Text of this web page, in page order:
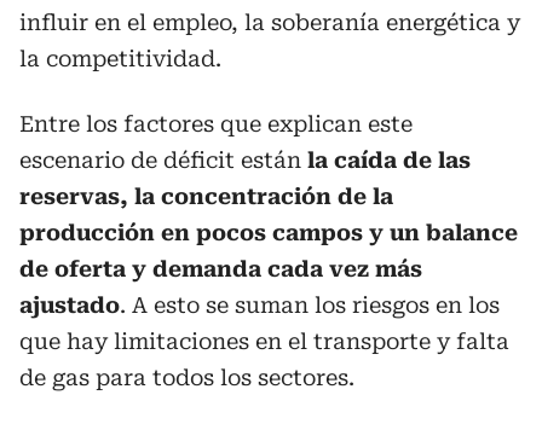
influir en el empleo, la soberanía energética y
la competitividad.
Entre los factores que explican este
escenario de déficit están la caída de las
reservas, la concentración de la
producción en pocos campos y un balance
de oferta y demanda cada vez más
ajustado. A esto se suman los riesgos en los
que hay limitaciones en el transporte y falta
de gas para todos los sectores.